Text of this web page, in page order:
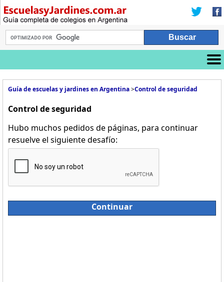
Guía de escuelas y jardines en Argentina>Control de seguridad
Control de seguridad
Hubo muchos pedidos de páginas, para continuar
resuelve el siguiente desafío:
Continuar